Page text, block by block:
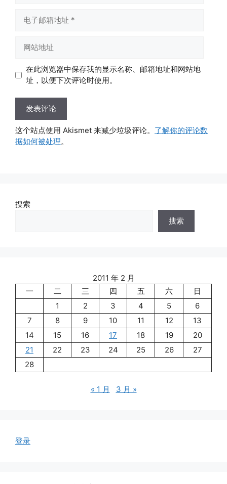
址
址
在此浏览器中保存我的显示名称、邮箱地址和网站地
址，以便下次评论时使用。
这个站点使用 Akismet 来减少垃圾评论。 了解你的评论数
据如何被处理。
搜索
搜索
2011 年 2 月
一
二 三 四 五 六
日
1
2 3 4 5
6
7
8 9 10 11 12
13
14
15 16 17 18 19
20
21
22 23 24 25 26
27
28
« 1 月 3 月 »
登录